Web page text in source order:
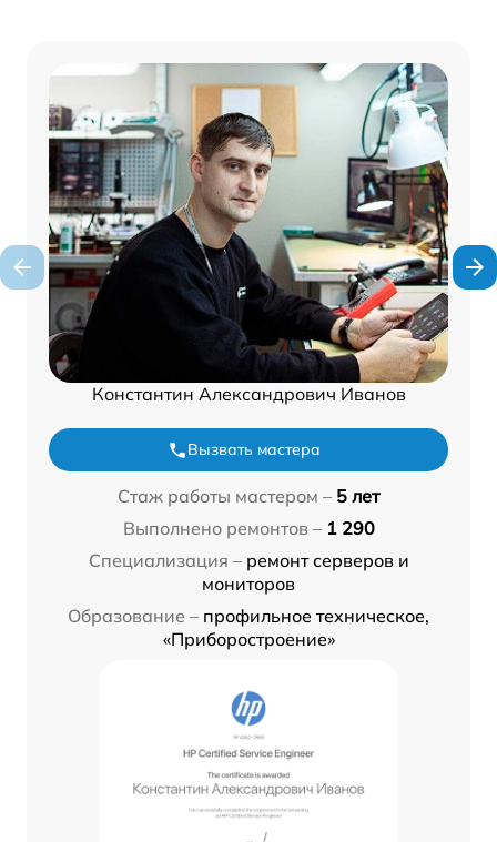
Константин Александрович Иванов
Вызвать мастера
Стаж работы мастером – 5 лет
Выполнено ремонтов – 1 290
Специализация – ремонт серверов и
мониторов
Образование – профильное техническое,
«Приборостроение»